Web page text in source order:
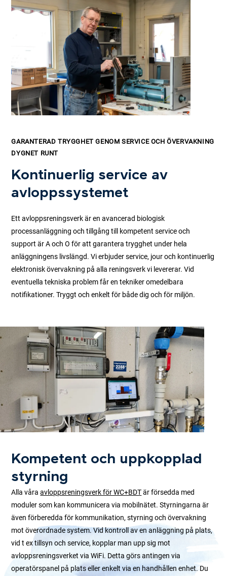
GARANTERAD TRYGGHET GENOM SERVICE OCH ÖVERVAKNING
DYGNET RUNT
Kontinuerlig service av
avloppssystemet
Ett avloppsreningsverk är en avancerad biologisk
processanläggning och tillgång till kompetent service och
support är A och O för att garantera trygghet under hela
anläggningens livslängd. Vi erbjuder service, jour och kontinuerlig
elektronisk övervakning på alla reningsverk vi levererar. Vid
eventuella tekniska problem får en tekniker omedelbara
notifikationer. Tryggt och enkelt för både dig och för miljön.
Kompetent och uppkopplad
styrning
Alla våraavloppsreningsverk för WC+BDTär försedda med
moduler som kan kommunicera via mobilnätet. Styrningarna är
även förberedda för kommunikation, styrning och övervakning
mot överordnade system. Vid kontroll av en anläggning på plats,
vid t ex tillsyn och service, kopplar man upp sig mot
avloppsreningsverket via WiFi. Detta görs antingen via
operatörspanel på plats eller enkelt via en handhållen enhet. Du